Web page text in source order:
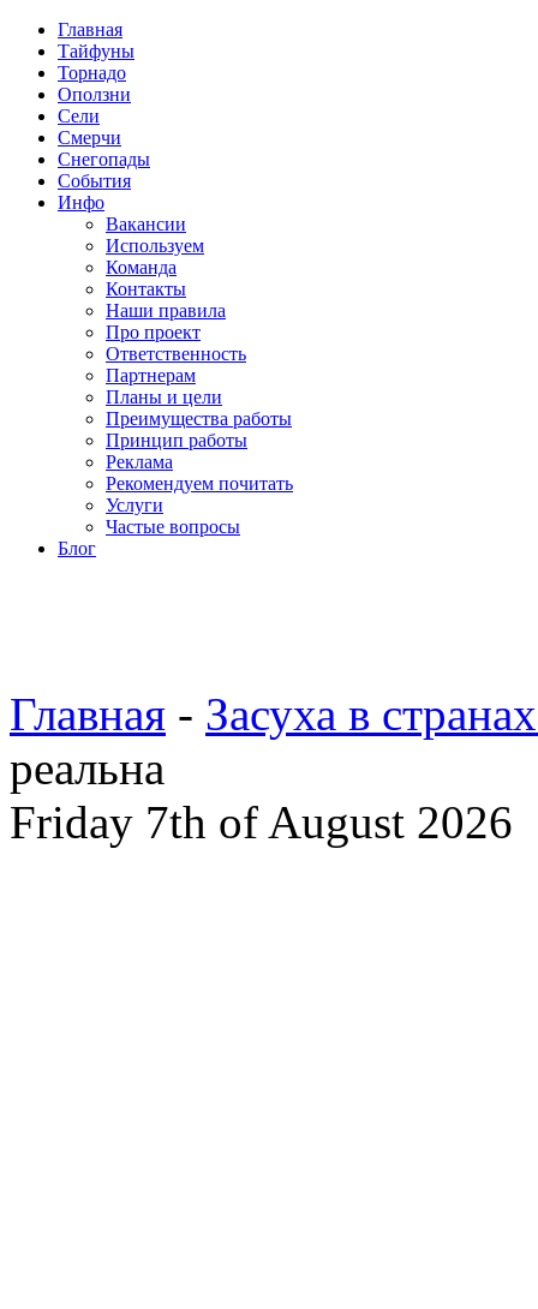
Главная
Тайфуны
Торнадо
Оползни
Сели
Смерчи
Снегопады
События
Инфо
Вакансии
Используем
Команда
Контакты
Наши правила
Про проект
Ответственность
Партнерам
Планы и цели
Преимущества работы
Принцип работы
Реклама
Рекомендуем почитать
Услуги
Частые вопросы
Блог
Главная - Засуха в
реальна
Friday 7th of August 2026